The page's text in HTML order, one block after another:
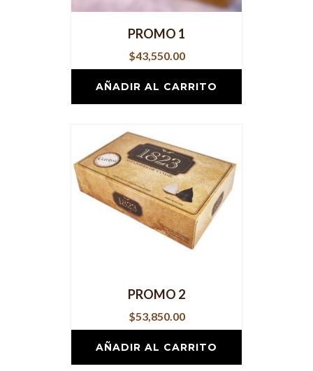
PROMO 1
$43,550.00
AÑADIR AL CARRITO
PROMO 2
$53,850.00
AÑADIR AL CARRITO